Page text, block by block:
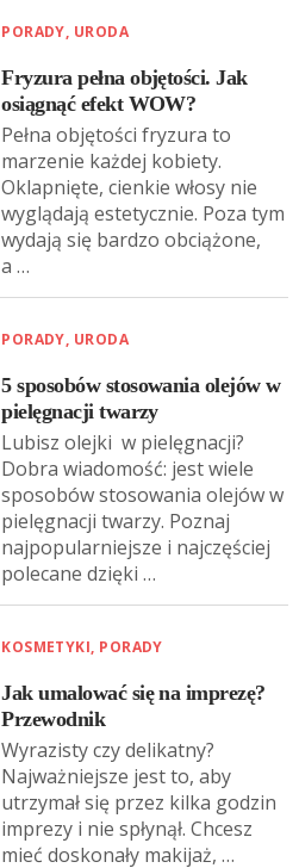
PORADY, URODA
Fryzura pełna objętości. Jak
osiągnąć efekt WOW?
Pełna objętości fryzura to
marzenie każdej kobiety.
Oklapnięte, cienkie włosy nie
wyglądają estetycznie. Poza tym
wydają się bardzo obciążone,
a …
PORADY, URODA
5 sposobów stosowania olejów w
pielęgnacji twarzy
Lubisz olejki w pielęgnacji?
Dobra wiadomość: jest wiele
sposobów stosowania olejów w
pielęgnacji twarzy. Poznaj
najpopularniejsze i najczęściej
polecane dzięki …
KOSMETYKI, PORADY
Jak umalować się na imprezę?
Przewodnik
Wyrazisty czy delikatny?
Najważniejsze jest to, aby
utrzymał się przez kilka godzin
imprezy i nie spłynął. Chcesz
mieć doskonały makijaż, …